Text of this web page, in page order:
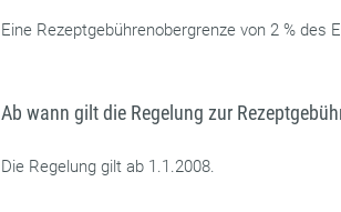
Eine Rezeptgebührenobergrenze von 2 % des
Ab wann gilt die Regelung zur
Die Regelung gilt ab 1.1.2008.